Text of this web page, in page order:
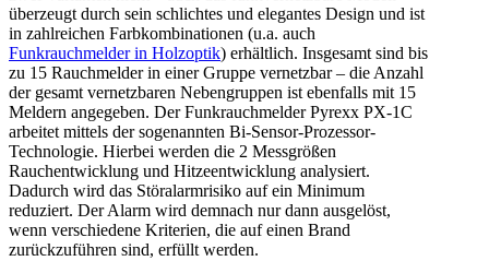
überzeugt durch sein schlichtes und elegantes Design und ist
in zahlreichen Farbkombinationen (u.a. auch
Funkrauchmelder in Holzoptik) erhältlich. Insgesamt sind bis
zu 15 Rauchmelder in einer Gruppe vernetzbar – die Anzahl
der gesamt vernetzbaren Nebengruppen ist ebenfalls mit 15
Meldern angegeben. Der Funkrauchmelder Pyrexx PX-1C
arbeitet mittels der sogenannten Bi-Sensor-Prozessor-
Technologie. Hierbei werden die 2 Messgrößen
Rauchentwicklung und Hitzeentwicklung analysiert.
Dadurch wird das Störalarmrisiko auf ein Minimum
reduziert. Der Alarm wird demnach nur dann ausgelöst,
wenn verschiedene Kriterien, die auf einen Brand
zurückzuführen sind, erfüllt werden.